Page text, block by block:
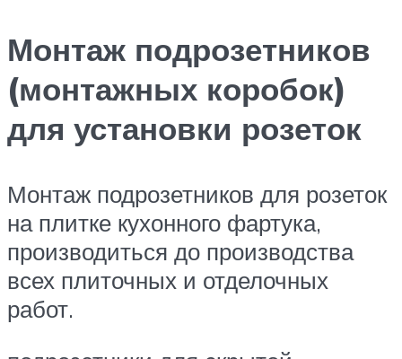
Монтаж подрозетников
(монтажных коробок)
для установки розеток
Монтаж подрозетников для розеток
на плитке кухонного фартука,
производиться до производства
всех плиточных и отделочных
работ.